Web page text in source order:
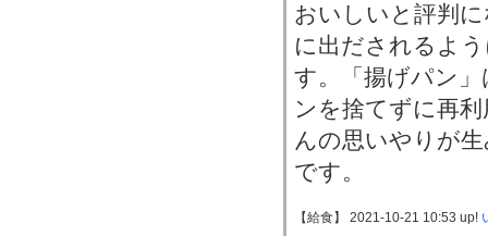
おいしいと評判
に出だされるよ
す。「揚げパン
ンを捨てずに再
んの思いやりが
です。
【給食】 2021-10-21 10:53 up!